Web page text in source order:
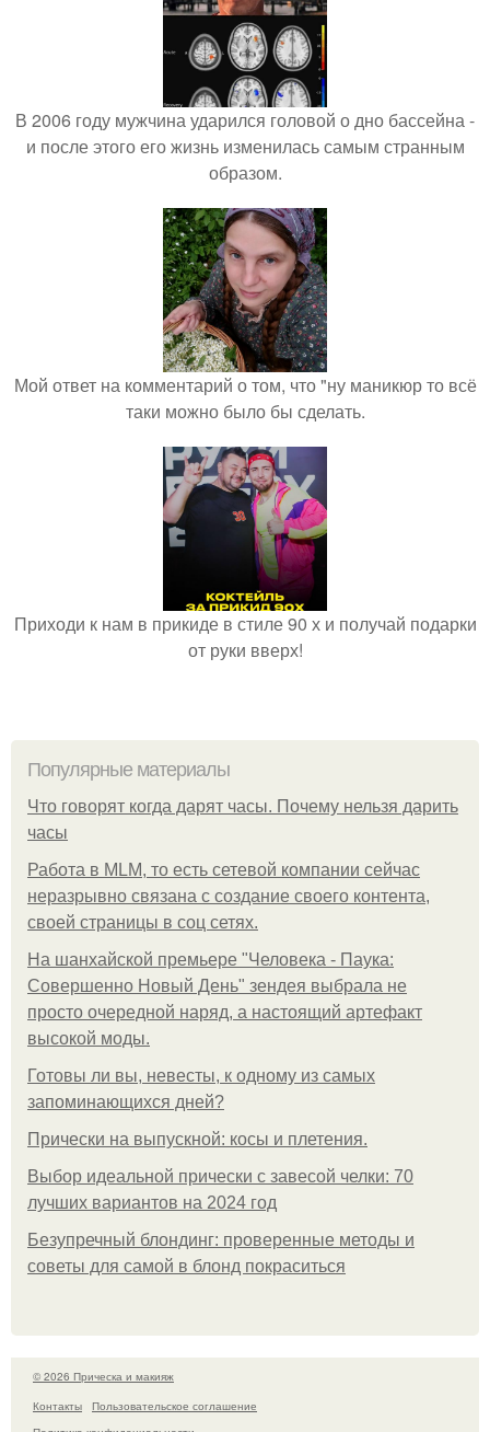
В 2006 году мужчина ударился головой о дно бассейна -
и после этого его жизнь изменилась самым странным
образом.
Мой ответ на комментарий о том, что "ну маникюр то всё
таки можно было бы сделать.
Приходи к нам в прикиде в стиле 90 х и получай подарки
от руки вверх!
Популярные материалы
Что говорят когда дарят часы. Почему нельзя дарить
часы
Работа в MLM, то есть сетевой компании сейчас
неразрывно связана с создание своего контента,
своей страницы в соц сетях.
На шанхайской премьере "Человека - Паука:
Совершенно Новый День" зендея выбрала не
просто очередной наряд, а настоящий артефакт
высокой моды.
Готовы ли вы, невесты, к одному из самых
запоминающихся дней?
Прически на выпускной: косы и плетения.
Выбор идеальной прически с завесой челки: 70
лучших вариантов на 2024 год
Безупречный блондинг: проверенные методы и
советы для самой в блонд покраситься
© 2026 Прическа и макияж
Контакты
Пользовательское соглашение